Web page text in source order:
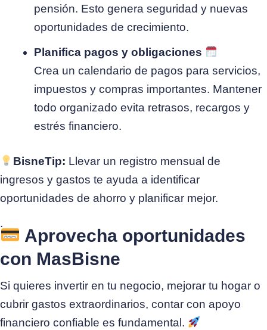
pensión. Esto genera seguridad y nuevas
oportunidades de crecimiento.
Planifica pagos y obligaciones
Crea un calendario de pagos para servicios,
impuestos y compras importantes. Mantener
todo organizado evita retrasos, recargos y
estrés financiero.
BisneTip: Llevar un registro mensual de
ingresos y gastos te ayuda a identificar
oportunidades de ahorro y planificar mejor.
.
Aprovecha oportunidades
con MasBisne
Si quieres invertir en tu negocio, mejorar tu hogar o
cubrir gastos extraordinarios, contar con apoyo
financiero confiable es fundamental.